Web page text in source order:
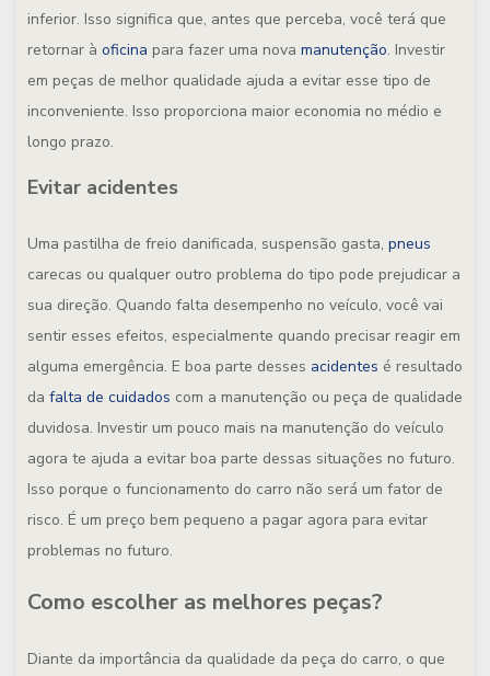
inferior. Isso significa que, antes que perceba, você terá que
retornar à oficina para fazer uma nova manutenção. Investir
em peças de melhor qualidade ajuda a evitar esse tipo de
inconveniente. Isso proporciona maior economia no médio e
longo prazo.
Evitar acidentes
Uma pastilha de freio danificada, suspensão gasta, pneus
carecas ou qualquer outro problema do tipo pode prejudicar a
sua direção. Quando falta desempenho no veículo, você vai
sentir esses efeitos, especialmente quando precisar reagir em
alguma emergência. E boa parte desses acidentes é resultado
da falta de cuidados com a manutenção ou peça de qualidade
duvidosa. Investir um pouco mais na manutenção do veículo
agora te ajuda a evitar boa parte dessas situações no futuro.
Isso porque o funcionamento do carro não será um fator de
risco. É um preço bem pequeno a pagar agora para evitar
problemas no futuro.
Como escolher as melhores peças?
Diante da importância da qualidade da peça do carro, o que